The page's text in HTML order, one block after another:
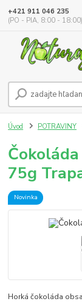
+421 911 046 235
(PO - PIA, 8:00 - 18:00)
Úvod POTRAVINY
75g
Novinka
Horká čokoláda